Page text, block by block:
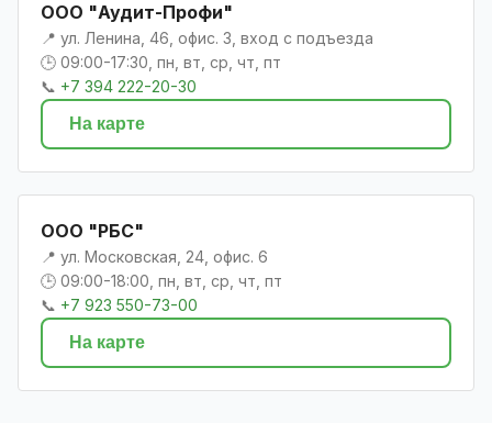
ООО "Аудит-Профи"
📍 ул. Ленина, 46, офис. 3, вход с подъезда
🕒 09:00-17:30, пн, вт, ср, чт, пт
📞 +7 394 222-20-30
На карте
ООО "РБС"
📍 ул. Московская, 24, офис. 6
🕒 09:00-18:00, пн, вт, ср, чт, пт
📞 +7 923 550-73-00
На карте